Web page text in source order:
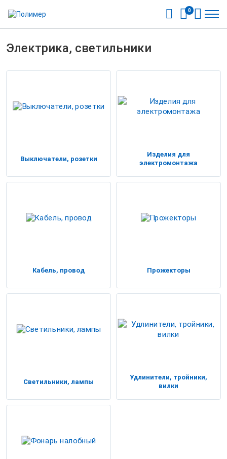
0
Электрика, светильники
Выключатели, розетки
Изделия для
электромонтажа
Кабель, провод Прожекторы
Светильники, лампы
Удлинители, тройники,
вилки